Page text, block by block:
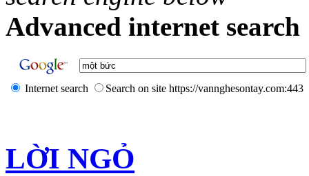
Advanced internet search
Internet search Search on site https://vannghesontay.com:443
LỜI NGỎ